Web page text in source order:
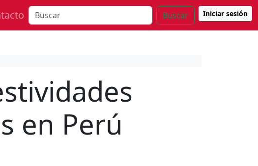
Buscar Iniciar sesión
en Perú